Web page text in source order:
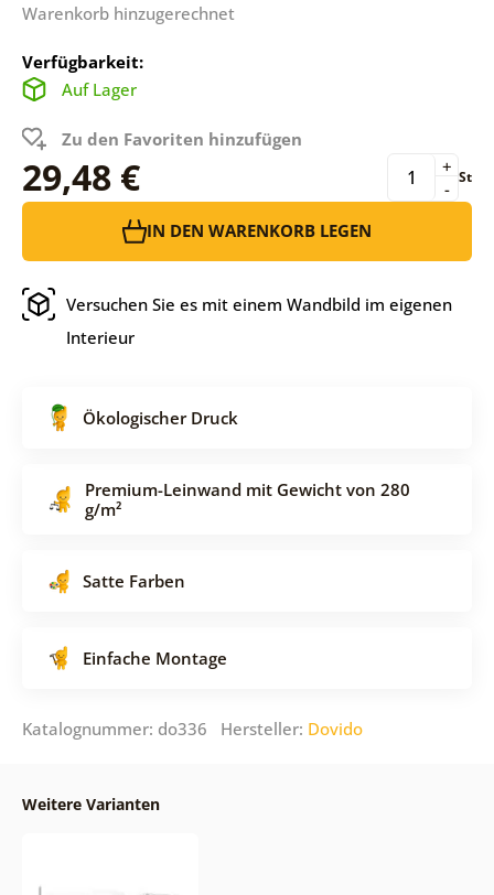
Warenkorb hinzugerechnet
Verfügbarkeit:
Auf Lager
Zu den Favoriten hinzufügen
29,48 € -
+ St
IN DEN WARENKORB LEGEN
Versuchen Sie es mit einem Wandbild im eigenen
Interieur
Ökologischer Druck
Premium-Leinwand mit Gewicht von 280
g/m²
Satte Farben
Einfache Montage
Katalognummer: do336 Hersteller: Dovido
Weitere Varianten